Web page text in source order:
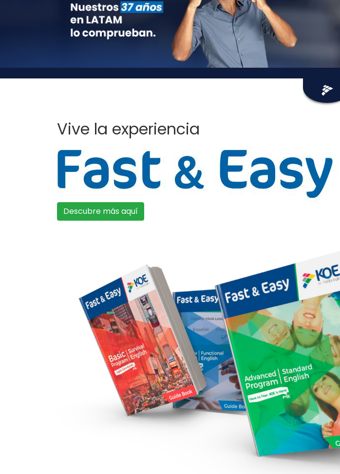
Vive la experiencia
Descubre más aquí